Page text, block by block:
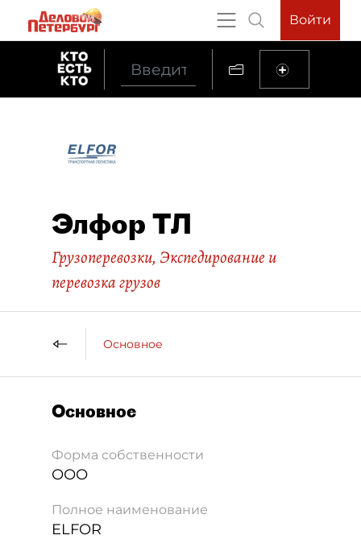
Войти
Элфор ТЛ
Грузоперевозки, Экспедирование и
перевозка грузов
Основное
Основное
Форма собственности
ООО
Полное наименование
ELFOR